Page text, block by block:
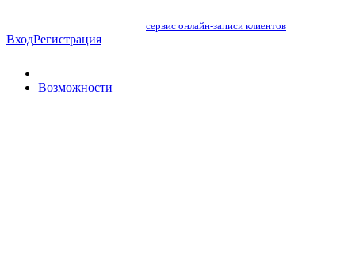
сервис онлайн-записи клиентов
ВходРегистрация
Возможности